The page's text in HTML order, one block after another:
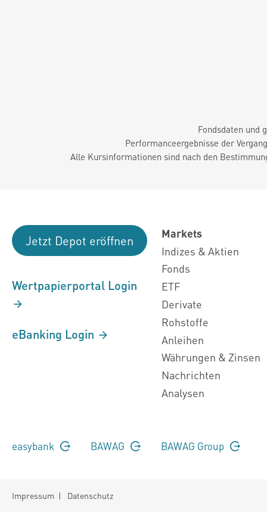
Fondsdaten und
Performanceergebnisse der
Alle Kursinformationen sind nach den
Jetzt Depot eröffnen
Wertpapierportal Login
eBanking Login
Markets
Indizes & Aktien
Fonds
ETF
Derivate
Rohstoffe
Anleihen
Währungen & Zinsen
Nachrichten
Analysen
easybank BAWAG BAWAG Group
Impressum | Datenschutz